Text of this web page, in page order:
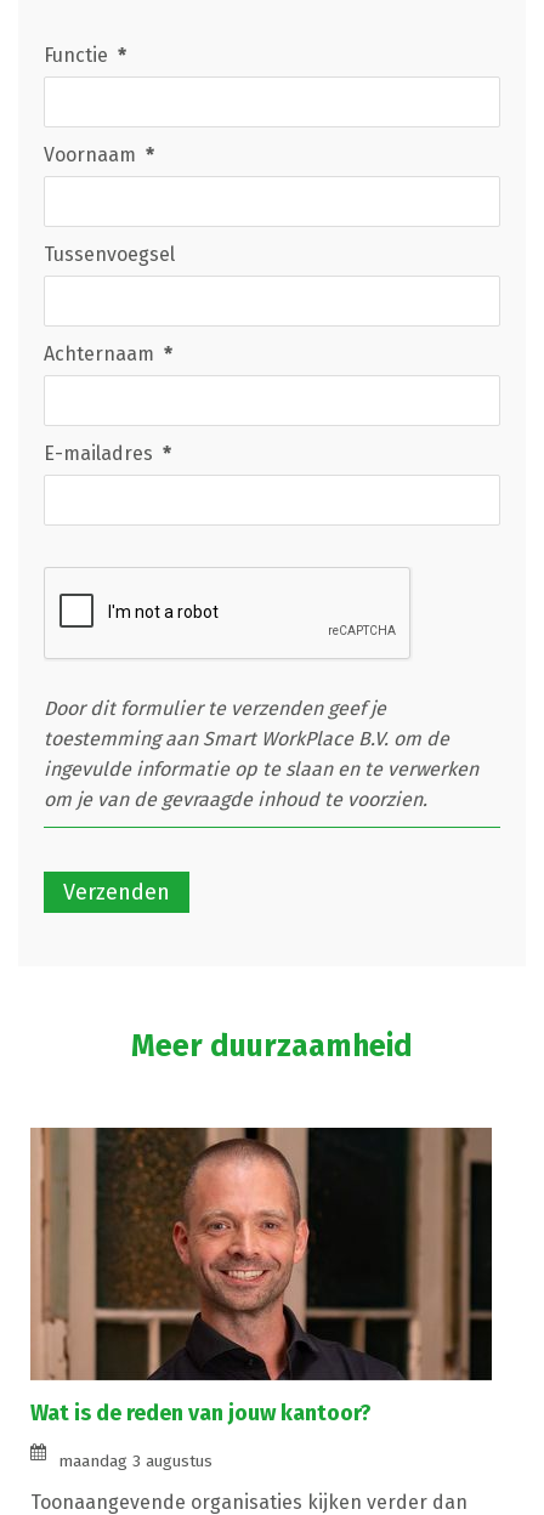
Functie *
Voornaam *
Tussenvoegsel
Achternaam *
E-mailadres *
Door dit formulier te verzenden geef je
toestemming aan Smart WorkPlace B.V. om de
ingevulde informatie op te slaan en te verwerken
om je van de gevraagde inhoud te voorzien.
Meer duurzaamheid
Wat is de reden van jouw kantoor?
maandag 3 augustus
Toonaangevende organisaties kijken verder dan